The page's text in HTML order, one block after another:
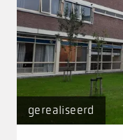
gerealiseerd